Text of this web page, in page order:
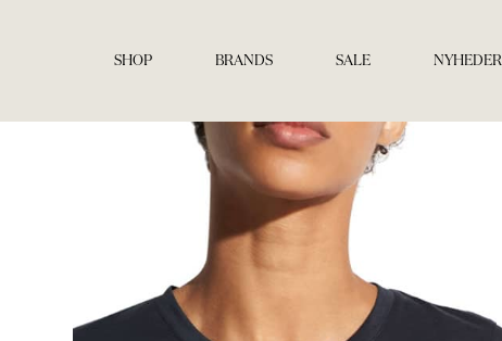
SHOP BRANDS SALE NYHEDER